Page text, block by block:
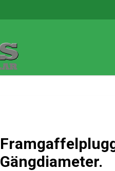
Gängdiameter.